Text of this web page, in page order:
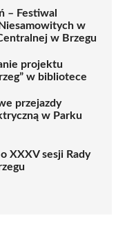
– Festiwal
w
w Brzegu
projektu
w bibliotece
przejazdy
w Parku
XXXV sesji Rady